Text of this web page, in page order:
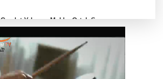
Cevdet Yılmaz: Mekke Ortak Savunma
Anlaşması bölgesel güvenliğe katkı
sağlayacak
Konya Büyükşehir’in baba-oğul kampı
Ağustos'ta da sürecek